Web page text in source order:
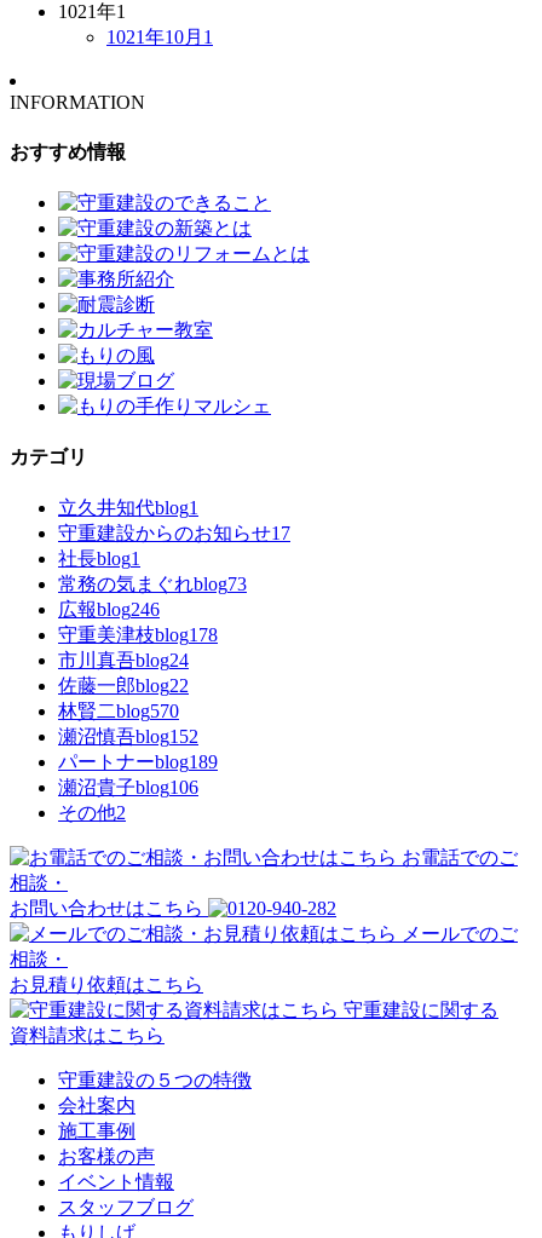
1021年1
1021年10月 1
INFORMATION
おすすめ情報
カテゴリ
立久井知代blog1
守重建設からのお知らせ17
社長blog1
常務の気まぐれblog73
広報blog246
守重美津枝blog178
市川真吾blog24
佐藤一郎blog22
林賢二blog570
瀬沼慎吾blog152
パートナーblog189
瀬沼貴子blog106
その他2
お電話でのご
相談・
お問い合わせはこちら
メールでのご
相談・
お見積り依頼はこちら
守重建設に関する
資料請求はこちら
守重建設の５つの特徴
会社案内
施工事例
お客様の声
イベント情報
スタッフブログ
もりしげ